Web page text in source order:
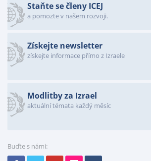
Staňte se členy ICEJ
a pomozte v našem rozvoji.
Získejte newsletter
získejte informace přímo z Izraele
Modlitby za Izrael
aktuální témata každý měsíc
Buďte s námi: